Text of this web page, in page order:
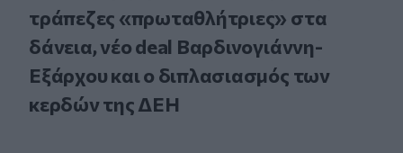
τράπεζες «πρωταθλήτριες» στα
δάνεια, νέο deal Βαρδινογιάννη-
Εξάρχου και ο διπλασιασμός των
κερδών της ΔΕΗ